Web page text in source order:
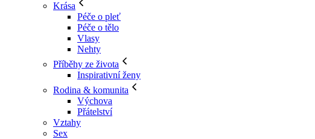
Krása
Péče o pleť
Péče o tělo
Vlasy
Nehty
Příběhy ze života
Inspirativní ženy
Rodina & komunita
Výchova
Přátelství
Vztahy
Sex